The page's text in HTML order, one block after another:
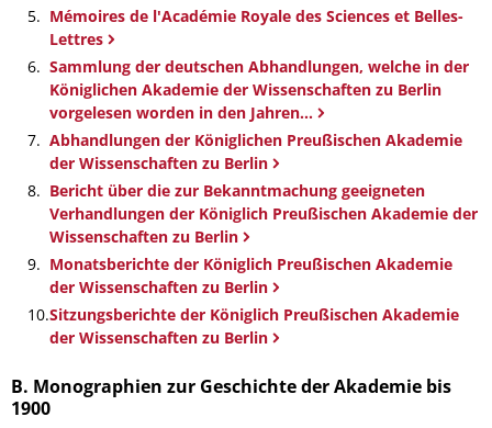
Mémoires de l'Académie Royale des Sciences et Belles-
Lettres
Sammlung der deutschen Abhandlungen, welche in der
Königlichen Akademie der Wissenschaften zu Berlin
vorgelesen worden in den Jahren...
Abhandlungen der Königlichen Preußischen Akademie
der Wissenschaften zu Berlin
Bericht über die zur Bekanntmachung geeigneten
Verhandlungen der Königlich Preußischen Akademie der
Wissenschaften zu Berlin
Monatsberichte der Königlich Preußischen Akademie
der Wissenschaften zu Berlin
Sitzungsberichte der Königlich Preußischen Akademie
der Wissenschaften zu Berlin
B. Monographien zur Geschichte der Akademie bis
1900